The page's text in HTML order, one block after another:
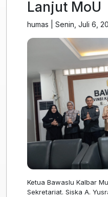
Lanjut MoU
humas Senin, Juli 6,
Ketua Bawaslu Kalbar
Sekretariat. Siska A.